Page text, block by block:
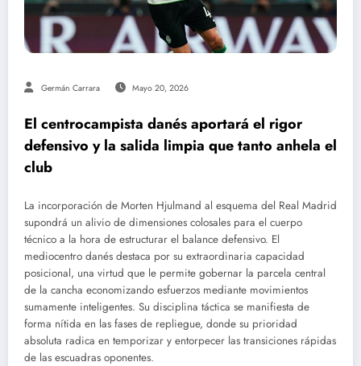
Germán Carrara Mayo 20, 2026
El centrocampista danés aportará el rigor
defensivo y la salida limpia que tanto anhela el
club
La incorporación de Morten Hjulmand al esquema del Real Madrid
supondrá un alivio de dimensiones colosales para el cuerpo
técnico a la hora de estructurar el balance defensivo. El
mediocentro danés destaca por su extraordinaria capacidad
posicional, una virtud que le permite gobernar la parcela central
de la cancha economizando esfuerzos mediante movimientos
sumamente inteligentes. Su disciplina táctica se manifiesta de
forma nítida en las fases de repliegue, donde su prioridad
absoluta radica en temporizar y entorpecer las transiciones rápidas
de las escuadras oponentes.